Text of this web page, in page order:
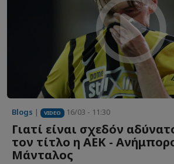
Blogs | VIDEO 16/03 - 11:30
Γιατί είναι σχεδόν
τον τίτλο η ΑΕΚ -
Μάνταλος